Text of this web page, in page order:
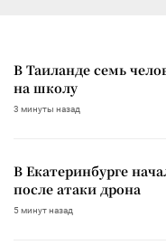
В Таиланде семь
на школу
3 минуты назад
В Екатеринбурге
после атаки дрона
5 минут назад